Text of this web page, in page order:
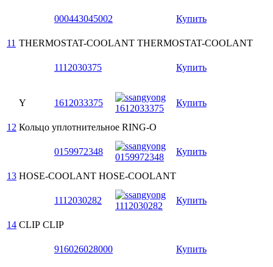
000443045002 Купить
11 THERMOSTAT-COOLANT THERMOSTAT-COOLANT
1112030375 Купить
Y 1612033375 Купить
12 Кольцо уплотнительное RING-O
0159972348 Купить
13 HOSE-COOLANT HOSE-COOLANT
1112030282 Купить
14 CLIP CLIP
916026028000 Купить